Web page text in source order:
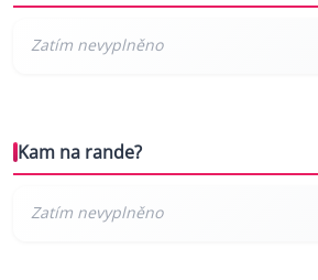
Kam na rande?